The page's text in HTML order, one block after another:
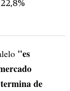
"es
de